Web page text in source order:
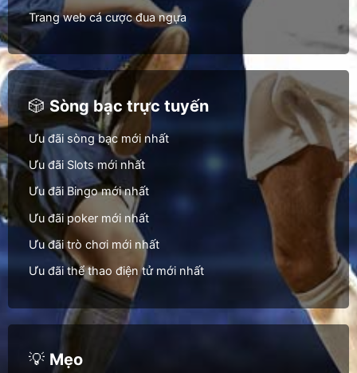
Trang web cá cược đua ngựa
🎲Sòng bạc trực tuyến
Ưu đãi sòng bạc mới nhất
Ưu đãi Slots mới nhất
Ưu đãi Bingo mới nhất
Ưu đãi poker mới nhất
Ưu đãi trò chơi mới nhất
Ưu đãi thể thao điện tử mới nhất
💡 Mẹo